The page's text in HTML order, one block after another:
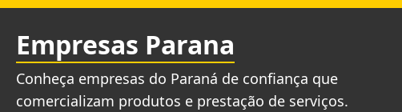
Pular
para
conteúdo
Empresas Parana
Conheça empresas do Paraná de confiança que
comercializam produtos e prestação de serviços.